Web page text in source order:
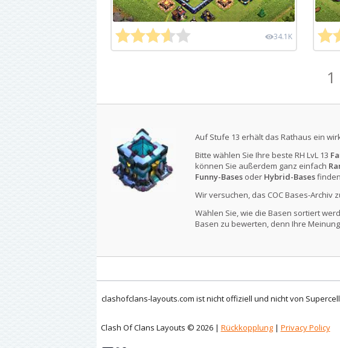
34.1K
1
Auf Stufe 13 erhält das Rathaus ein
Bitte wählen Sie Ihre beste RH LvL 13
können Sie außerdem ganz einfach
Funny-Basesoder Hybrid-Bases
Wir versuchen, das COC Bases-
Wählen Sie, wie die Basen sortiert
Basen zu bewerten, denn Ihre
clashofclans-layouts.com ist nicht offiziell und nicht von
Clash Of Clans Layouts © 2026 | Rückkopplung| Privacy Policy